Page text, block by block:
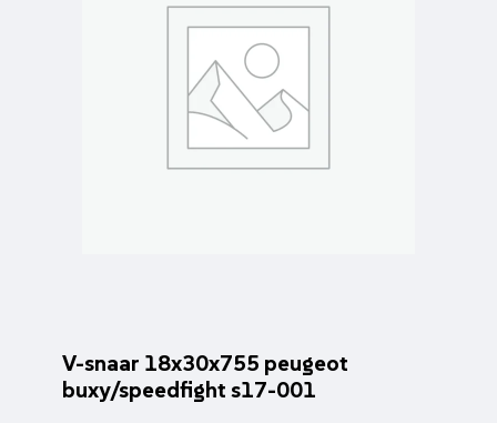
V-snaar 18x30x755 peugeot
buxy/speedfight s17-001